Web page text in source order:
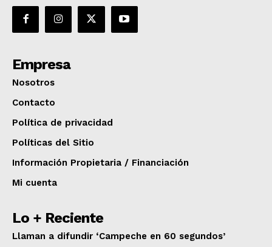
Empresa
Nosotros
Contacto
Política de privacidad
Políticas del Sitio
Información Propietaria / Financiación
Mi cuenta
Lo + Reciente
Llaman a difundir ‘Campeche en 60 segundos’